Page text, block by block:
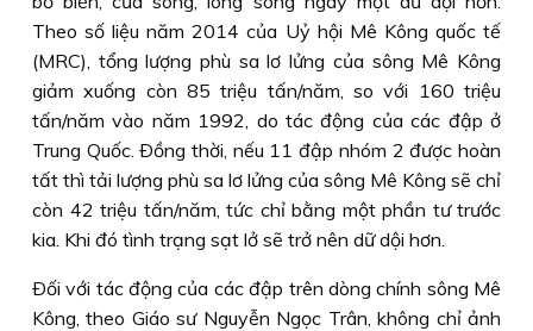
Theo số liệu năm 2014 của Uỷ hội Mê Kông quốc tế
(MRC), tổng lượng phù sa lơ lửng của sông Mê Kông
giảm xuống còn 85 triệu tấn/năm, so với 160 triệu
tấn/năm vào năm 1992, do tác động của các đập ở
Trung Quốc. Ðồng thời, nếu 11 đập nhóm 2 được hoàn
tất thì tải lượng phù sa lơ lửng của sông Mê Kông sẽ chỉ
còn 42 triệu tấn/năm, tức chỉ bằng một phần tư trước
kia. Khi đó tình trạng sạt lở sẽ trở nên dữ dội hơn.
Ðối với tác động của các đập trên dòng chính sông Mê
Kông, theo Giáo sư Nguyễn Ngọc Trân, không chỉ ảnh